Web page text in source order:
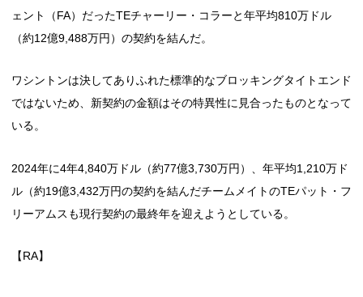
ェント（FA）だったTEチャーリー・コラーと年平均810万ドル
（約12億9,488万円）の契約を結んだ。
ワシントンは決してありふれた標準的なブロッキングタイトエンド
ではないため、新契約の金額はその特異性に見合ったものとなって
いる。
2024年に4年4,840万ドル（約77億3,730万円）、年平均1,210万ド
ル（約19億3,432万円の契約を結んだチームメイトのTEパット・フ
リーアムスも現行契約の最終年を迎えようとしている。
【RA】